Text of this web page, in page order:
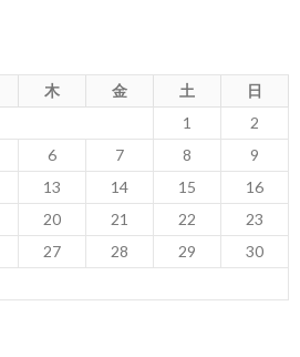
木 金 土
日
1
2
6 7 8
9
13 14 15
16
20 21 22
23
27 28 29
30